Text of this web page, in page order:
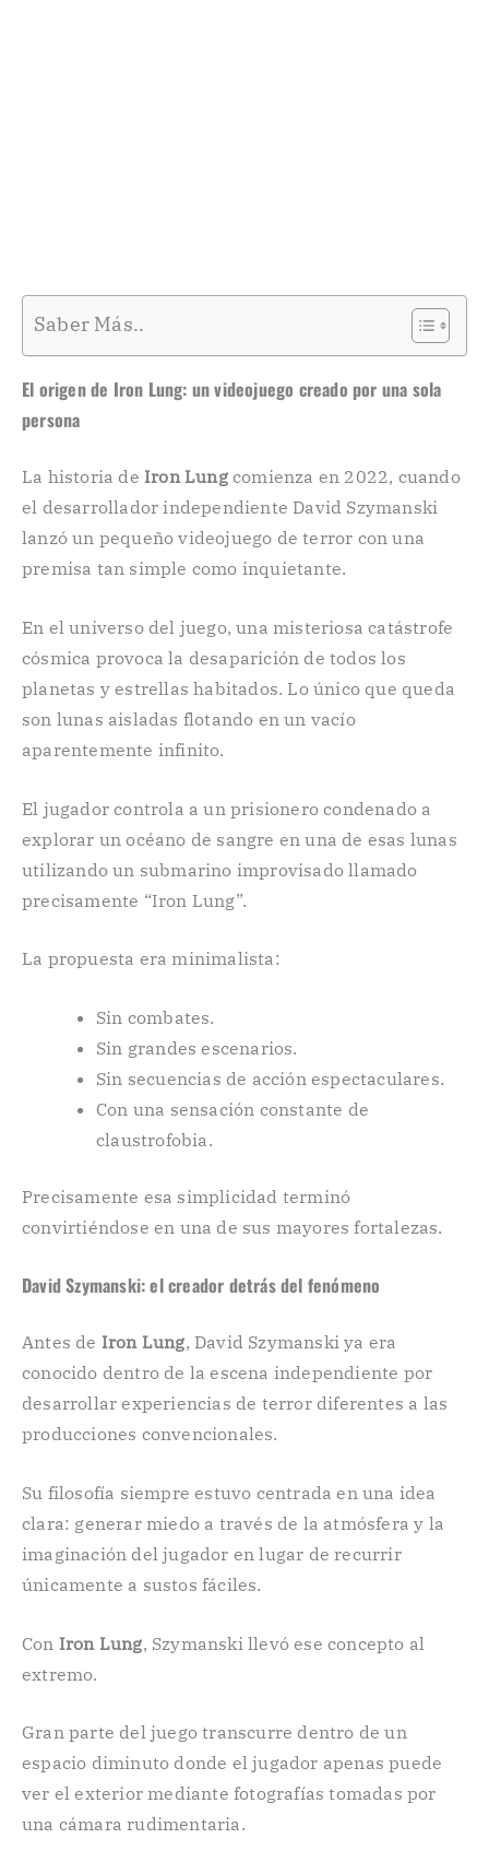
Saber Más..
El origen de Iron Lung: un videojuego creado por una sola
persona
La historia de Iron Lungcomienza en 2022, cuando
el desarrollador independiente David Szymanski
lanzó un pequeño videojuego de terror con una
premisa tan simple como inquietante.
En el universo del juego, una misteriosa catástrofe
cósmica provoca la desaparición de todos los
planetas y estrellas habitados. Lo único que queda
son lunas aisladas flotando en un vacío
aparentemente infinito.
El jugador controla a un prisionero condenado a
explorar un océano de sangre en una de esas lunas
utilizando un submarino improvisado llamado
precisamente “Iron Lung”.
La propuesta era minimalista:
Sin combates.
Sin grandes escenarios.
Sin secuencias de acción espectaculares.
Con una sensación constante de
claustrofobia.
Precisamente esa simplicidad terminó
convirtiéndose en una de sus mayores fortalezas.
David Szymanski: el creador detrás del fenómeno
Antes de Iron Lung, David Szymanski ya era
conocido dentro de la escena independiente por
desarrollar experiencias de terror diferentes a las
producciones convencionales.
Su filosofía siempre estuvo centrada en una idea
clara: generar miedo a través de la atmósfera y la
imaginación del jugador en lugar de recurrir
únicamente a sustos fáciles.
Con Iron Lung, Szymanski llevó ese concepto al
extremo.
Gran parte del juego transcurre dentro de un
espacio diminuto donde el jugador apenas puede
ver el exterior mediante fotografías tomadas por
una cámara rudimentaria.